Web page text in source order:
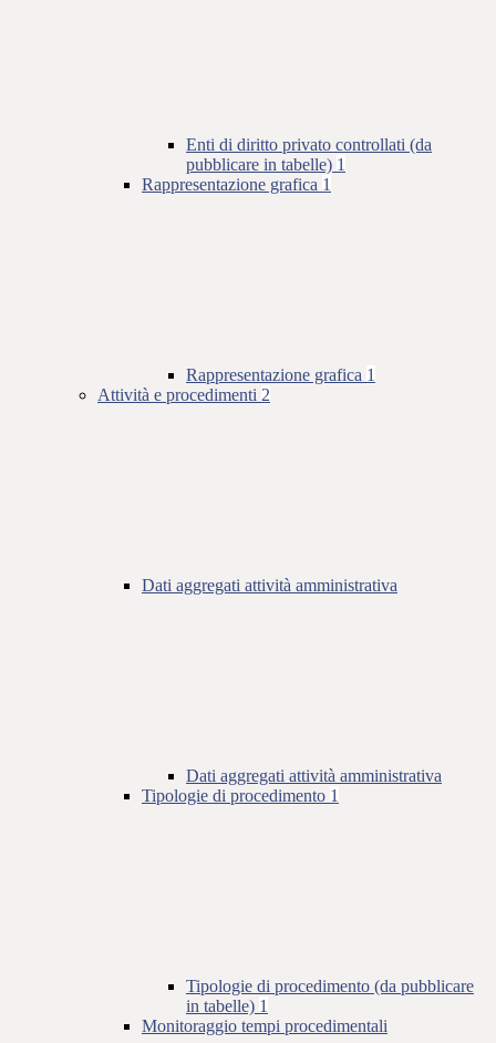
Enti di diritto privato controllati (da
pubblicare in tabelle) 1
Rappresentazione grafica 1
Rappresentazione grafica 1
Attività e procedimenti 2
Dati aggregati attività amministrativa
Dati aggregati attività amministrativa
Tipologie di procedimento 1
Tipologie di procedimento (da pubblicare
in tabelle) 1
Monitoraggio tempi procedimentali